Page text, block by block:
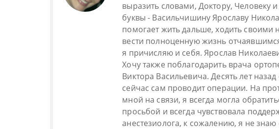
выразить словами, Доктору, Человеку
буквы - Васильчишину Ярославу
помогает жить дальше, ходить своими
вести полноценную жизнь
я причисляю и себя. Ярослав
Хочу также поблагодарить врача
Виктора Васильевича. Десять лет
сейчас сам проводит операции. На
мной на связи, я всегда могла
просьбой и всегда чувствовала
анестезиолога, к сожалению, я не